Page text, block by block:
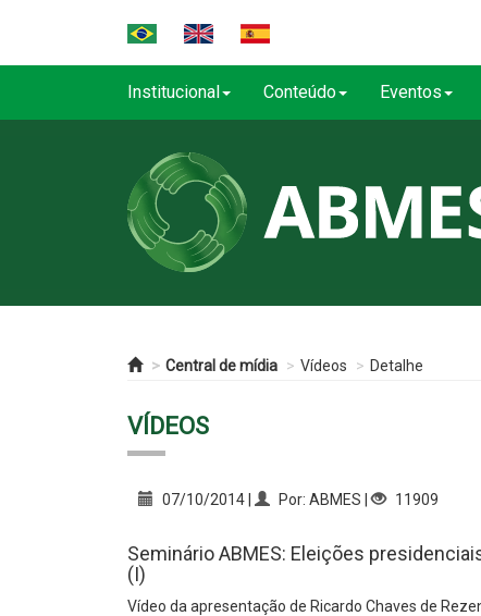
Institucional Conteúdo Eventos
Central de mídia Vídeos Detalhe
VÍDEOS
07/10/2014 | Por: ABMES | 11909
Seminário ABMES: Eleições
(I)
Vídeo da apresentação de Ricardo Chaves de